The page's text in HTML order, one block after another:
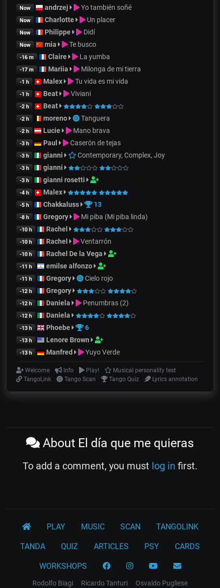
Now andrzej Yo también soñé
Now Charlotte Un placer
Now Philippe Didí
Now mia Te busco
-16 m Claire La yumba
-17 m Mariia Milonga de mi tierra
-1 h Malex Tu vida es mi vida
-1 h Beat Viviani
-2 h Beat
-2 h moreno Tanguera
-2 h Lucie Mano brava
-3 h Paul Caserón de tejas
-3 h gianni Contemporary, Complex, Joy
-3 h gianni
-3 h gianni rosetti
-4 h Malex
-5 h Chakkaluss 13
-8 h Gregory Mi piba (Mi piba linda)
-10 h Rachel
-10 h Rachel Ventarrón
-10 h Rachel De la Vega
-11 h emilse alfonzo
-11 h Gregory Cielo rojo
-12 h Gregory
-12 h Daniela Penumbras (2)
-12 h Daniela
-13 h Phoebe 6
-13 h Lenore Brown
-13 h Manfred Yuyo Verde
Welcome Info Play!
Musical personality test
TangoLink
Tango Scan Tango Quiz Lyrics annotation
About El día que me quieras
To add a comment, you must log in first.
PLAY MUSIC SCAN TANGOLINK
TANDA QUIZ ARTICLES PSY CARDS
WORKSHOPS
Rodolfo Biagi Ricardo Tanturi Osvaldo Pugliese